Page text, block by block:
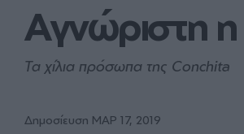
Aγνώριστη
Τα χίλια πρόσωπα της Conchita
Δημοσίευση ΜΑΡ 17, 2019